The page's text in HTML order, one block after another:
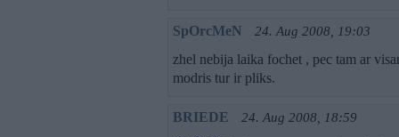
SpOrcMeN 24. Aug 2008, 19:03
zhel nebija laika fochet , pec tam ar
modris tur ir pliks.
BRIEDE 24. Aug 2008, 18:59